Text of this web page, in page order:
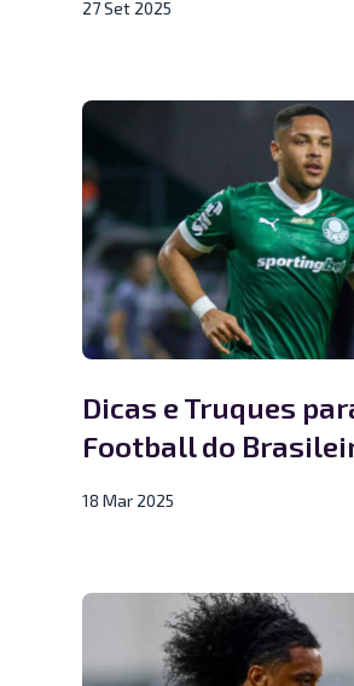
27 Set 2025
Dicas e Truques
Football do
18 Mar 2025